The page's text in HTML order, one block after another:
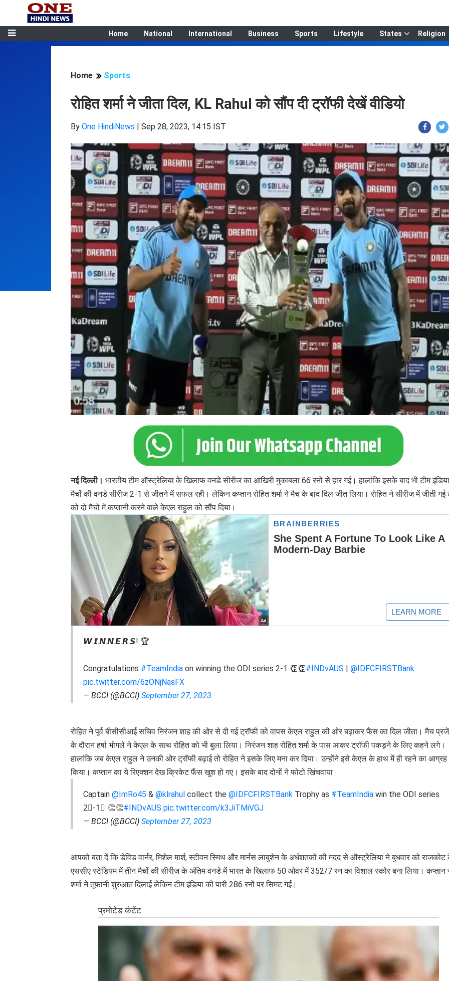
Home National International Business Sports Lifestyle States Religion
Home Sports
रोहित शर्मा ने जीता दिल, KL Rahul को सौंप दी ट्रॉफी देखें वीडियो
By One HindiNews | Sep 28, 2023, 14:15 IST
नई दिल्ली। भारतीय टीम ऑस्ट्रेलिया के खिलाफ वनडे सीरीज का आखिरी मुकाबला 66 रनों से हार गई। हालांकि इसके बाद भी टीम
मैचों की वनडे सीरीज 2-1 से जीतने में सफल रही। लेकिन कप्तान रोहित शर्मा ने मैच के बाद दिल जीत लिया। रोहित ने सीरीज में जीती गई
को दो मैचों में कप्तानी करने वाले केएल राहुल को सौंप दिया।
𝙒.𝙄.𝙉.𝙉.𝙀.𝙍.𝙎! 🏆
Congratulations #TeamIndia on winning the ODI series 2-1 👏👏#INDvAUS
@IDFCFIRSTBank
pic.twitter.com/6zONjNasFX
— BCCI (@BCCI) September 27, 2023
रोहित ने पूर्व बीसीसीआई सचिव निरंजन शाह की ओर से दी गई ट्रॉफी को वापस केएल राहुल की ओर बढ़ाकर फैंस का दिल जीता। मैच
के दौरान हर्षा भोगले ने केएल के साथ रोहित को भी बुला लिया। निरंजन शाह रोहित शर्मा के पास आकर ट्रॉफी पकड़ने के लिए कहने लगे।
हालांकि जब केएल राहुल ने उनकी ओर ट्रॉफी बढ़ाई तो रोहित ने इसके लिए मना कर दिया। उन्होंने इसे केएल के हाथ में ही रहने का आग्रह
किया। कप्तान का ये रिएक्शन देख क्रिकेट फैंस खुश हो गए। इसके बाद दोनों ने फोटो खिंचवाया।
Captain @ImRo45 & @klrahul collect the @IDFCFIRSTBank Trophy as #TeamIndia win the ODI series
2⃣-1⃣ 👏👏#INDvAUS pic.twitter.com/k3JiTMiVGJ
— BCCI (@BCCI) September 27, 2023
आपको बता दें कि डेविड वार्नर, मिशेल मार्श, स्टीवन स्मिथ और मार्नस लाबुशेन के अर्धशतकों की मदद से ऑस्ट्रेलिया ने बुधवार को
एससीए स्टेडियम में तीन मैचों की सीरीज के अंतिम वनडे में भारत के खिलाफ 50 ओवर में 352/7 रन का विशाल स्कोर बना लिया। कप्तान
शर्मा ने तूफानी शुरुआत दिलाई लेकिन टीम इंडिया की पारी 286 रनों पर सिमट गई।